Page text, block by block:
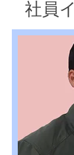
社員